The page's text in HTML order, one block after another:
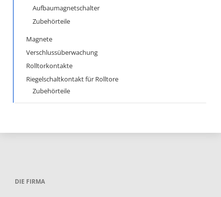
Aufbaumagnetschalter
Zubehörteile
Magnete
Verschlussüberwachung
Rolltorkontakte
Riegelschaltkontakt für Rolltore
Zubehörteile
DIE FIRMA